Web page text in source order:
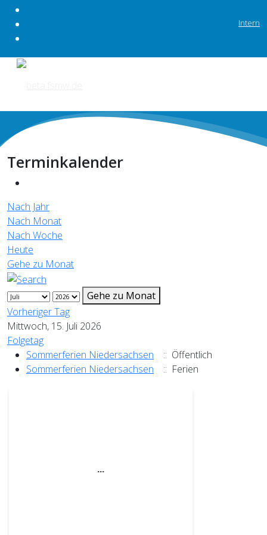
Intern
Terminkalender
Nach Jahr
Nach Monat
Nach Woche
Heute
Gehe zu Monat
Gehe zu Monat
Vorheriger Tag
Mittwoch, 15. Juli 2026
Folgetag
Sommerferien Niedersachsen
:: Öffentlich
Sommerferien Niedersachsen
:: Ferien